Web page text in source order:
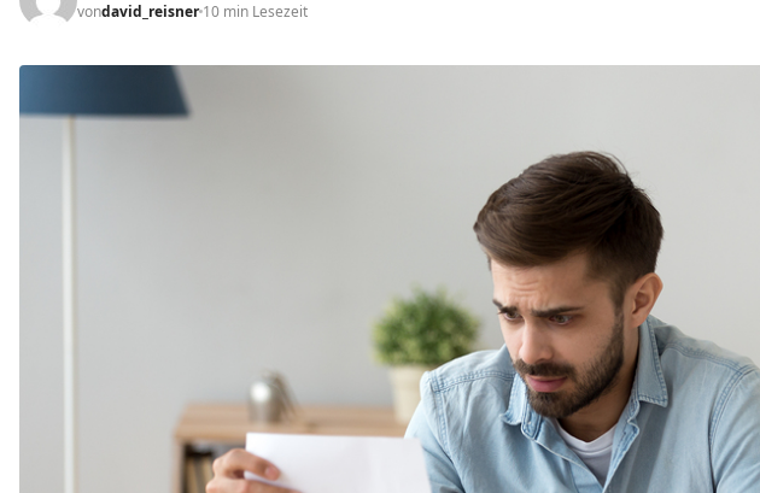
vondavid_reisner 10 min Lesezeit